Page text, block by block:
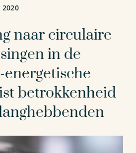
2020
naar circulaire
in de
betrokkenheid